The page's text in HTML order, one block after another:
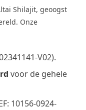
Shilajit, geoogst
Onze
V02).
voor de gehele
10156-0924-